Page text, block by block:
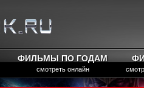
ФИЛЬМЫ ПО ГОДАМ
смотреть онлайн